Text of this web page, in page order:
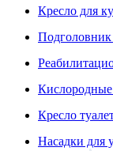
Кресло для
Кресло
Насадки для